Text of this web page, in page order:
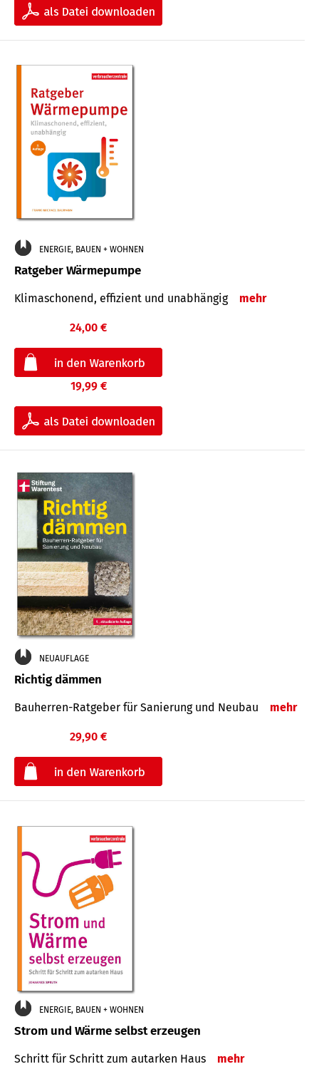
ENERGIE, BAUEN + WOHNEN
Ratgeber Wärmepumpe
Klimaschonend, effizient und unabhängig mehr
24,00 €
19,99 €
NEUAUFLAGE
Richtig dämmen
Bauherren-Ratgeber für Sanierung und Neubau mehr
29,90 €
ENERGIE, BAUEN + WOHNEN
Strom und Wärme selbst erzeugen
Schritt für Schritt zum autarken Haus mehr